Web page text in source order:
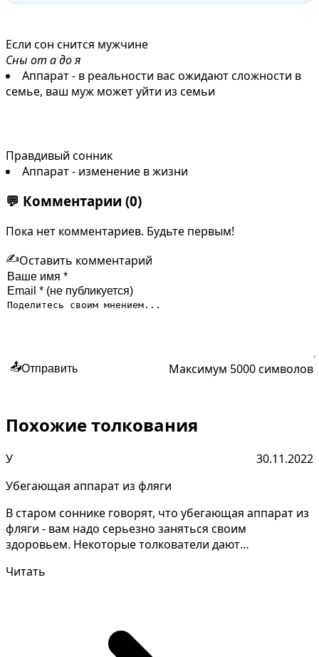
Если сон снится мужчине
Сны от а до я
Аппарат - в реальности вас ожидают сложности в
семье, ваш муж может уйти из семьи
Правдивый сонник
Аппарат - изменение в жизни
💬 Комментарии (0)
Пока нет комментариев. Будьте первым!
✍️Оставить комментарий
📤Отправить Максимум 5000 символов
Похожие толкования
У
30.11.2022
Убегающая аппарат из фляги
В старом соннике говорят, что убегающая аппарат из
фляги - вам надо серьезно заняться своим
здоровьем. Некоторые толкователи дают
Читать